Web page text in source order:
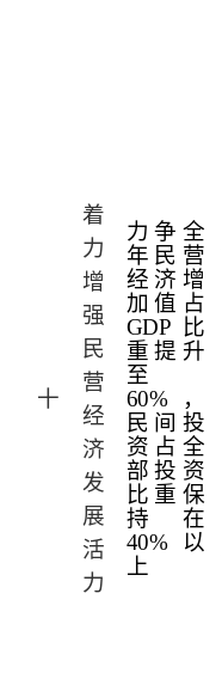
十
着
力
增
强
民
营
经
济
发
展
活
力
力争全
年民营
经济增
加值占
GDP 比
重提升
至
60%，
民间投
资占全
部投资
比重保
持在
40%以
上